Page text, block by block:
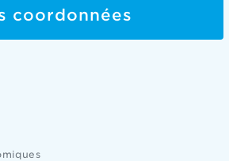
coordonnées